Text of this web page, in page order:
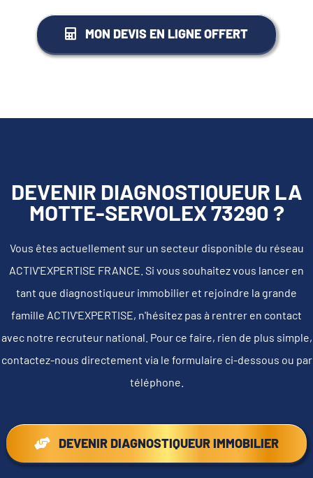
MON DEVIS EN LIGNE OFFERT
DEVENIR DIAGNOSTIQUEUR LA
MOTTE-SERVOLEX 73290 ?
Vous êtes actuellement sur un secteur disponible du réseau
ACTIV'EXPERTISE FRANCE. Si vous souhaitez vous lancer en
tant que diagnostiqueur immobilier et rejoindre la grande
famille ACTIV'EXPERTISE, n'hésitez pas à rentrer en contact
avec notre recruteur national. Pour ce faire, rien de plus simple,
contactez-nous directement via le formulaire ci-dessous ou par
téléphone.
DEVENIR DIAGNOSTIQUEUR IMMOBILIER